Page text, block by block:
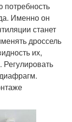
потребность
Именно он
станет
дроссель
их,